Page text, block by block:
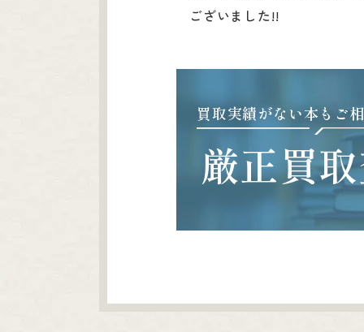
ございました!!
買取実績がない本もご
厳正買